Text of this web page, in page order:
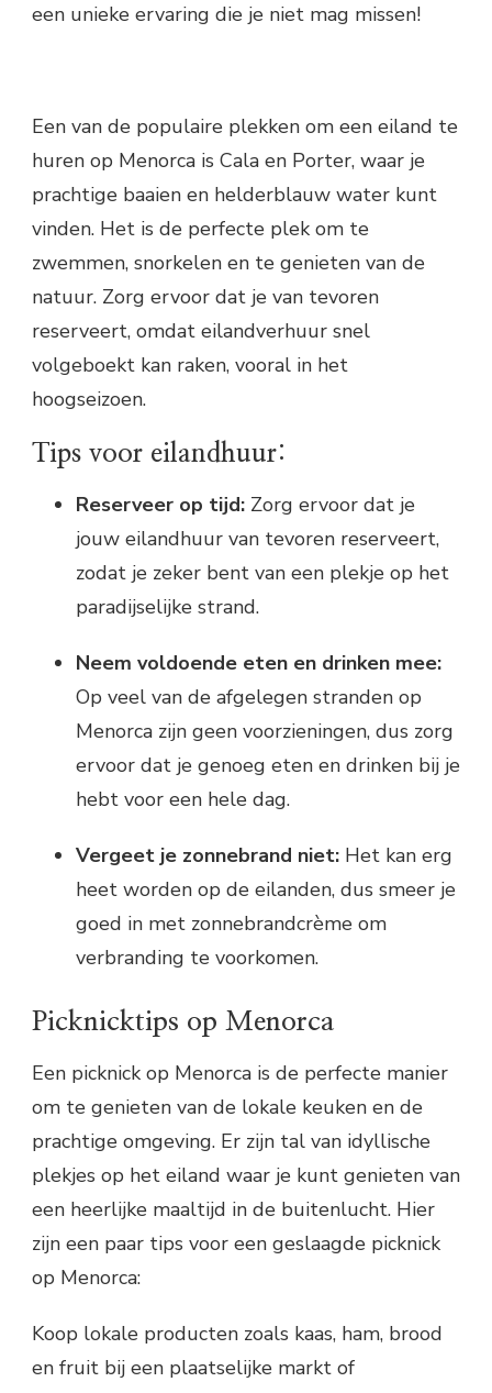
een unieke ervaring die je niet mag missen!
Een van de populaire plekken om een eiland te
huren op Menorca is Cala en Porter, waar je
prachtige baaien en helderblauw water kunt
vinden. Het is de perfecte plek om te
zwemmen, snorkelen en te genieten van de
natuur. Zorg ervoor dat je van tevoren
reserveert, omdat eilandverhuur snel
volgeboekt kan raken, vooral in het
hoogseizoen.
Tips voor eilandhuur:
Reserveer op tijd: Zorg ervoor dat je
jouw eilandhuur van tevoren reserveert,
zodat je zeker bent van een plekje op het
paradijselijke strand.
Neem voldoende eten en drinken mee:
Op veel van de afgelegen stranden op
Menorca zijn geen voorzieningen, dus zorg
ervoor dat je genoeg eten en drinken bij je
hebt voor een hele dag.
Vergeet je zonnebrand niet: Het kan erg
heet worden op de eilanden, dus smeer je
goed in met zonnebrandcrème om
verbranding te voorkomen.
Picknicktips op Menorca
Een picknick op Menorca is de perfecte manier
om te genieten van de lokale keuken en de
prachtige omgeving. Er zijn tal van idyllische
plekjes op het eiland waar je kunt genieten van
een heerlijke maaltijd in de buitenlucht. Hier
zijn een paar tips voor een geslaagde picknick
op Menorca:
Koop lokale producten zoals kaas, ham, brood
en fruit bij een plaatselijke markt of